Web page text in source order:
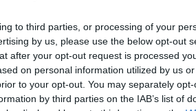
to third parties, or processing of your
by us, please use the below opt-out
after your opt-out request is processed
on personal information utilized by us
to your opt-out. You may separately
by third parties on the IAB’s list of
la
de